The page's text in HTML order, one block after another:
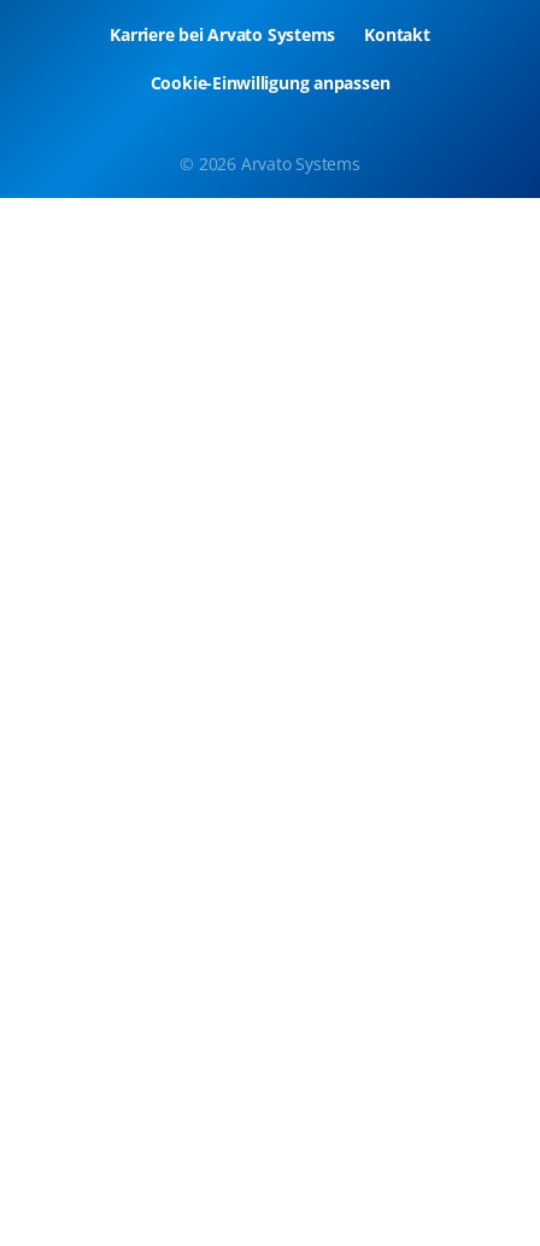
Karriere bei Arvato Systems Kontakt
Cookie-Einwilligung anpassen
© 2026 Arvato Systems